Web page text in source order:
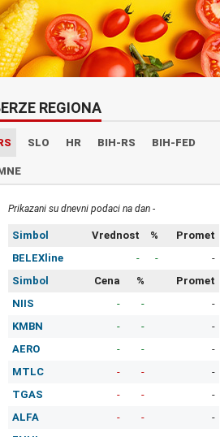
REGIONA
SLO HR BIH-RS BIH-FED
Prikazani su dnevni podaci na dan -
Simbol Vrednost %
Promet
BELEXline
- -
-
Simbol
Cena %
Promet
NIIS
- -
-
KMBN
- -
-
AERO
- -
-
MTLC
- -
-
TGAS
- -
-
ALFA
- -
-